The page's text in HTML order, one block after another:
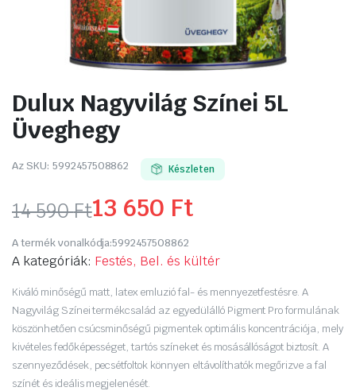
Dulux Nagyvilág Színei 5L
Üveghegy
Az SKU: 5992457508862 Készleten
14 590Ft
Original
price
was:
14
590 Ft.
13 650 Ft
Current
price
is:
13
650 Ft.
A termék vonalkódja:5992457508862
A kategóriák: Festés, Bel. és kültér
Kiváló minőségű matt, latex emluzió fal- és mennyezetfestésre. A
Nagyvilág Színei termékcsalád az egyedülálló Pigment Pro formulának
köszönhetően csúcsminőségű pigmentek optimális koncentrációja, mely
kivételes fedőképességet, tartós színeket és mosásállóságot biztosít. A
szennyeződések, pecsétfoltok könnyen eltávolíthatók megőrizve a fal
színét és ideális megjelenését.